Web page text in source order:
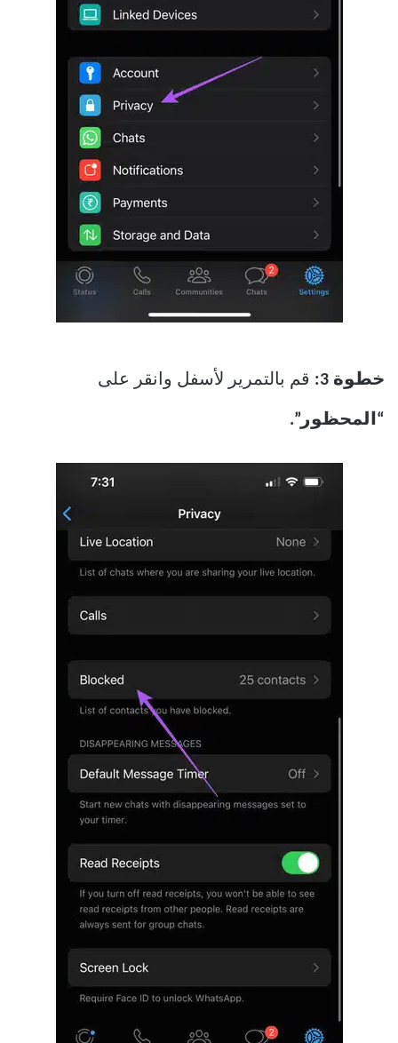
خطوة 3: قم بالتمرير لأسفل وانقر على
“المحظور”.